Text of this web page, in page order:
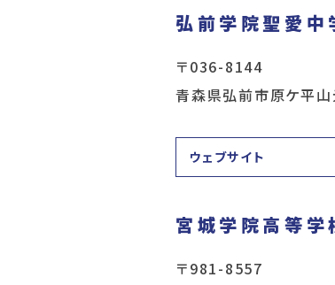
弘前学院聖愛中
〒036-8144
青森県弘前市原ケ平
ウェブサイト
宮城学院高等学
〒981-8557